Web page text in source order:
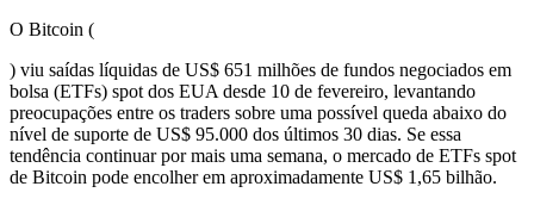
O Bitcoin (
) viu saídas líquidas de US$ 651 milhões de fundos negociados em
bolsa (ETFs) spot dos EUA desde 10 de fevereiro, levantando
preocupações entre os traders sobre uma possível queda abaixo do
nível de suporte de US$ 95.000 dos últimos 30 dias. Se essa
tendência continuar por mais uma semana, o mercado de ETFs spot
de Bitcoin pode encolher em aproximadamente US$ 1,65 bilhão.